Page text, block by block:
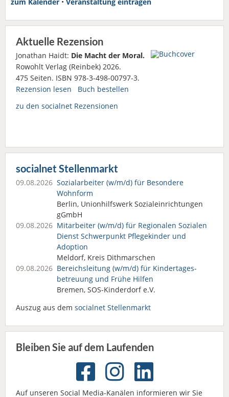
Aktuelle Rezension
Jonathan Haidt: Die Macht der Moral.
Rowohlt Verlag (Reinbek) 2026.
475 Seiten. ISBN 978-3-498-00797-3.
Rezension lesen
Buch bestellen
zu den socialnet Rezensionen
socialnet Stellenmarkt
09.08.2026 Sozialarbeiter (w/m/d) für Besondere
Wohnform
Berlin, Unionhilfswerk Sozialeinrichtungen
gGmbH
09.08.2026 Mitarbeiter (w/m/d) für Regionalen Sozialen
Dienst Schwerpunkt Pflegekinder und
Adoption
Meldorf, Kreis Dithmarschen
09.08.2026 Bereichsleitung (w/m/d) für Kindertages­
betreuung und Frühe Hilfen
Bremen, SOS-Kinderdorf e.V.
Auszug aus dem socialnet Stellenmarkt
Bleiben Sie auf dem Laufenden
Auf unseren Social Media-Kanälen informieren wir Sie